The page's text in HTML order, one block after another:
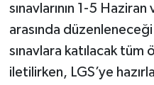
sınavlarının 1-5
arasında
sınavlara katılacak tüm
iletilirken, LGS’ye